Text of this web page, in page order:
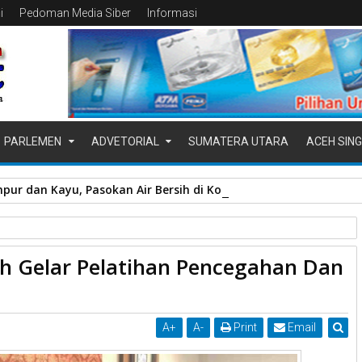
Pedoman Media Siber Informasi
PARLEMEN ADVETORIAL SUMATERA UTARA ACEH
dan Kayu, Pasokan Air Bersih di Kota Padang Terganggu
Pelatihan
Dan Mitigasi Bencana
Gelar Pelatihan Pencegahan Dan
A+ A- Print Email